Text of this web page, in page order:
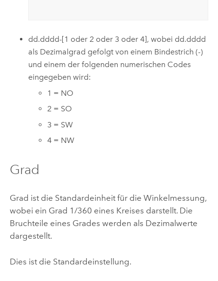
dd.dddd-[1 oder 2 oder 3 oder 4], wobei dd.dddd
als Dezimalgrad gefolgt von einem Bindestrich (-)
und einem der folgenden numerischen Codes
eingegeben wird:
1 = NO
2 = SO
3 = SW
4 = NW
Grad
Grad ist die Standardeinheit für die Winkelmessung,
wobei ein Grad 1/360 eines Kreises darstellt. Die
Bruchteile eines Grades werden als Dezimalwerte
dargestellt.
Dies ist die Standardeinstellung.